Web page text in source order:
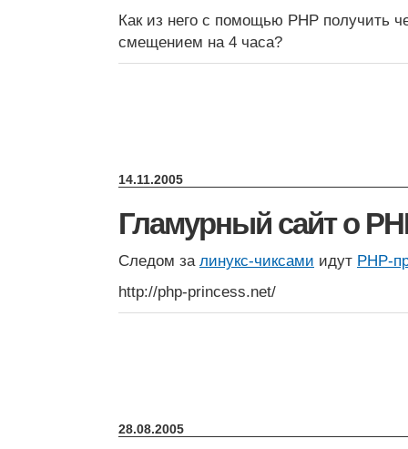
Как из него c помощью PHP получить
смещением на 4 часа?
14.11.2005
Гламурный сайт о
Следом за линукс-чиксами идут PHP-
http://php-princess.net/
28.08.2005